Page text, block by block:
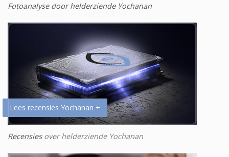
Fotoanalyse door helderziende Yochanan
Lees recensies Yochanan +
Recensiesover helderziende Yochanan